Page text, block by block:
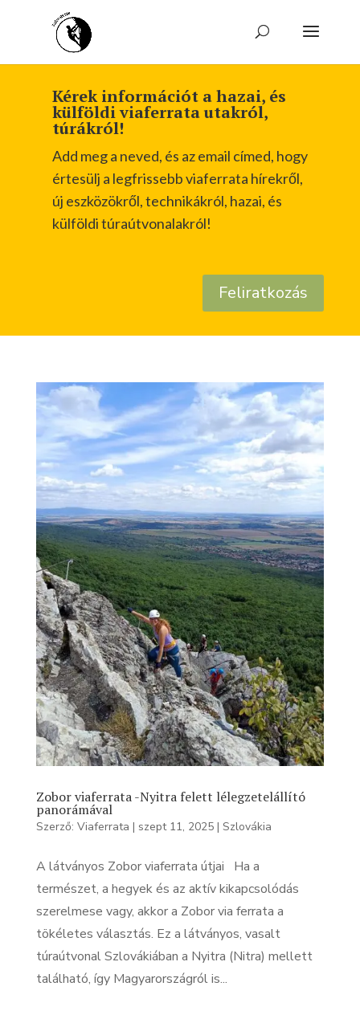
Kérek információt a hazai, és
külföldi viaferrata utakról,
túrákról!
Add meg a neved, és az email címed, hogy
értesülj a legfrissebb viaferrata hírekről,
új eszközökről, technikákról, hazai, és
külföldi túraútvonalakról!
Feliratkozás
Zobor viaferrata -Nyitra felett lélegzetelállító
panorámával
Szerző: Viaferrata | szept 11, 2025| Szlovákia
A látványos Zobor viaferrata útjai Ha a
természet, a hegyek és az aktív kikapcsolódás
szerelmese vagy, akkor a Zobor via ferrata a
tökéletes választás. Ez a látványos, vasalt
túraútvonal Szlovákiában a Nyitra (Nitra) mellett
található, így Magyarországról is...